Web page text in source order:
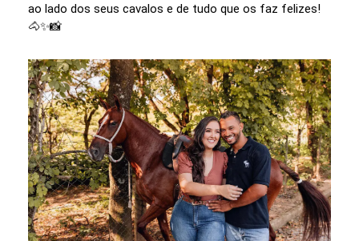
ao lado dos seus cavalos e de tudo que os faz felizes!
🐴✨📸